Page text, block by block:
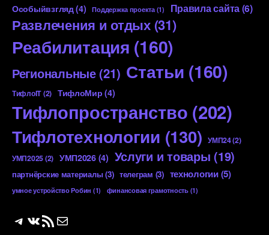
Особыйвзгляд(4) Поддержка проекта(1) Правила сайта(6)
Развлечения и отдых(31)
Реабилитация (160)
Региональные(21) Статьи (160)
ТифлоIT(2) ТифлоМир (4)
Тифлопространство (202)
Тифлотехнологии (130) УМП24(2)
УМП2025(2) УМП2026(4) Услуги и товары (19)
партнёрские материалы(3) телеграм (3) технологии(5)
умное устройство Робин (1) финансовая грамотность(1)
Telegram
ВКонтакте
RSS-лентаПочта